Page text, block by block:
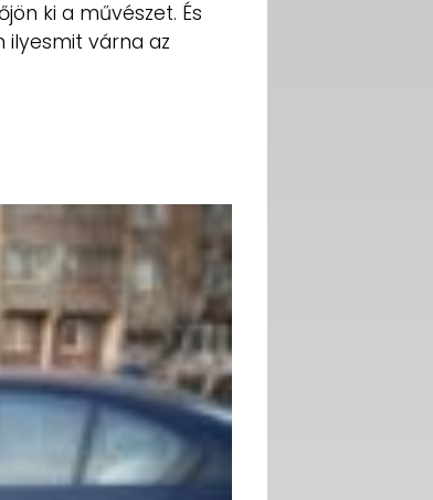
ki a művészet. És
várna az